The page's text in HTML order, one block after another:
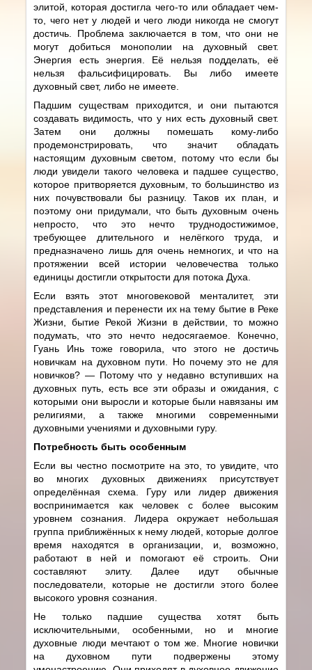
элитой, которая достигла чего-то или обладает чем-
то, чего нет у людей и чего люди никогда не смогут
достичь. Проблема заключается в том, что они не
могут добиться монополии на духовный свет.
Энергия есть энергия. Её нельзя подделать, её
нельзя фальсифицировать. Вы либо имеете
духовный свет, либо не имеете.
Падшим существам приходится, и они пытаются
создавать видимость, что у них есть духовный свет.
Затем они должны помешать кому-либо
продемонстрировать, что значит обладать
настоящим духовным светом, потому что если бы
люди увидели такого человека и падшее существо,
которое притворяется духовным, то большинство из
них почувствовали бы разницу. Таков их план, и
поэтому они придумали, что быть духовным очень
непросто, что это нечто труднодостижимое,
требующее длительного и нелёгкого труда, и
предназначено лишь для очень немногих, и что на
протяжении всей истории человечества только
единицы достигли открытости для потока Духа.
Если взять этот многовековой менталитет, эти
представления и перенести их на тему бытие в Реке
Жизни, бытие Рекой Жизни в действии, то можно
подумать, что это нечто недосягаемое. Конечно,
Гуань Инь тоже говорила, что этого не достичь
новичкам на духовном пути. Но почему это не для
новичков? — Потому что у недавно вступивших на
духовных путь, есть все эти образы и ожидания, с
которыми они выросли и которые были навязаны им
религиями, а также многими современными
духовными учениями и духовными гуру.
Потребность быть особенным
Если вы честно посмотрите на это, то увидите, что
во многих духовных движениях присутствует
определённая схема. Гуру или лидер движения
воспринимается как человек с более высоким
уровнем сознания. Лидера окружает небольшая
группа приближённых к нему людей, которые долгое
время находятся в организации, и, возможно,
работают в ней и помогают её строить. Они
составляют элиту. Далее идут обычные
последователи, которые не достигли этого более
высокого уровня сознания.
Не только падшие существа хотят быть
исключительными, особенными, но и многие
духовные люди мечтают о том же. Многие новички
на духовном пути подвержены этому